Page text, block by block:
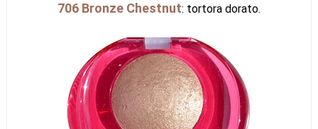
706 Bronze Chestnut: tortora dorato.